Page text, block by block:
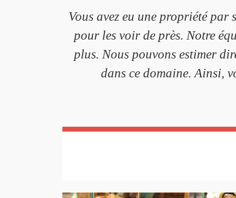
Vous avez eu une propriété par
pour les voir de près. Notre
plus. Nous pouvons estimer
dans ce domaine. Ainsi,